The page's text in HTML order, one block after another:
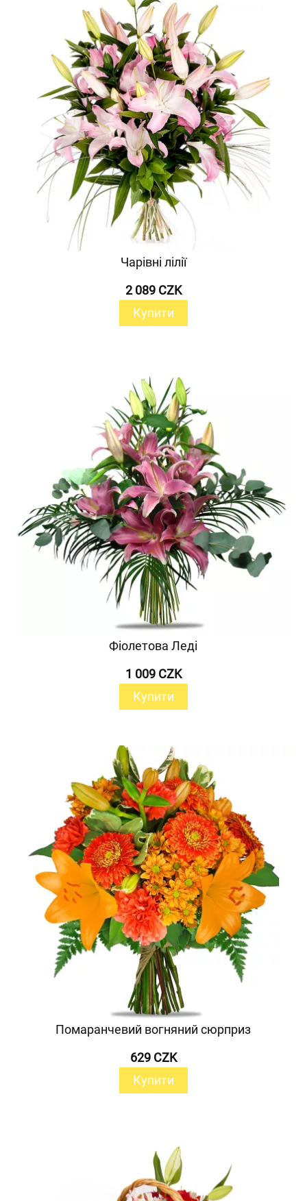
Чарівні лілії
2 089 CZK
Купити
Фіолетова Леді
1 009 CZK
Купити
Помаранчевий вогняний сюрприз
629 CZK
Купити